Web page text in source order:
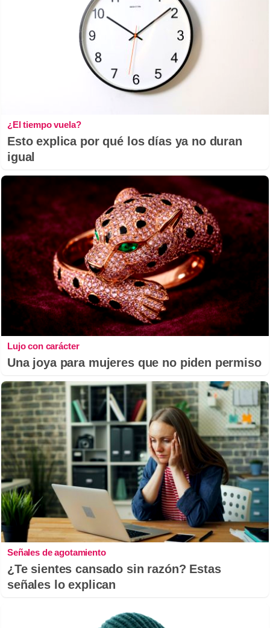
¿El tiempo vuela?
Esto explica por qué los días ya no duran
igual
Lujo con carácter
Una joya para mujeres que no piden permiso
Señales de agotamiento
¿Te sientes cansado sin razón? Estas
señales lo explican